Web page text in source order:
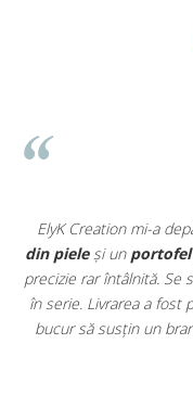
adăugând la patina
Gravura se șterge
permanentă, fiind
Este prea scump
Pot returna un
calitatea execuției și
ElyK Creation mi-a
din pieleși un
precizie rar întâlnită. Se
în serie. Livrarea a fost
bucur să susțin un